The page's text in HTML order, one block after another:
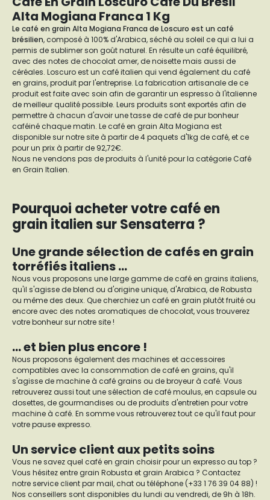
Alta Mogiana Franca 1 Kg
Le café en grain Alta Mogiana Franca de Loscuro est un café
brésilien, composé à 100% d'Arabica, séché au soleil ce qui a lui a
permis de sublimer son goût naturel. En résulte un café équilibré,
avec des notes de chocolat amer, de noisette mais aussi de
céréales. Loscuro est un café italien qui vend également du café
en grains, produit par l'entreprise. La fabrication artisanale de ce
produit est faite avec soin afin de garantir un espresso à l'italienne
de meilleur qualité possible. Leurs produits sont exportés afin de
permettre à chacun d'avoir une tasse de café de pur bonheur
caféiné chaque matin. Le café en grain Alta Mogiana est
disponible sur notre site à partir de 4 paquets d'1kg de café, et ce
pour un prix à partir de 92,72€.
Nous ne vendons pas de produits à l'unité pour la catégorie Café
en Grain Italien.
Pourquoi acheter votre café en
grain italien sur Sensaterra ?
Une grande sélection de cafés en grain
torréfiés italiens ...
Nous vous proposons une large gamme de café en grains italiens,
qu'il s'agisse de blend ou d'origine unique, d'Arabica, de Robusta
ou même des deux. Que cherchiez un café en grain plutôt fruité ou
encore avec des notes aromatiques de chocolat, vous trouverez
votre bonheur sur notre site !
... et bien plus encore !
Nous proposons également des machines et accessoires
compatibles avec la consommation de café en grains, qu'il
s'agisse de machine à café grains ou de broyeur à café. Vous
retrouverez aussi tout une sélection de café moulus, en capsule ou
dosettes, de gourmandises ou de produits d'entretien pour votre
machine à café. En somme vous retrouverez tout ce qu'il faut pour
votre pause expresso.
Un service client aux petits soins
Vous ne savez quel café en grain choisir pour un expresso au top ?
Vous hésitez entre grain Robusta et grain Arabica ? Contactez
notre service client par mail, chat ou téléphone (+33 1 76 39 04 88) !
Nos conseillers sont disponibles du lundi au vendredi, de 9h à 18h.